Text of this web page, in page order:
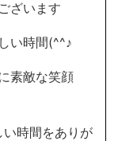
ざいます
い時間(^^♪
素敵な笑顔
時間をありが